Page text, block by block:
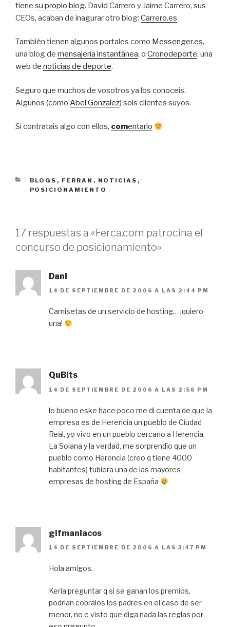
tiene su propio blog. David Carrero y Jaime Carrero, sus
CEOs, acaban de inagurar otro blog: Carrero.es
También tienen algunos portales como Messenger.es,
una blog de mensajería instantánea, o Cronodeporte, una
web de noticias de deporte.
Seguro que muchos de vosotros ya los conoceis.
Algunos (como Abel Gonzalez) sois clientes suyos.
Si contratais algo con ellos, comentarlo
CATEGORÍAS
BLOGS , FERRAN , NOTICIAS ,
POSICIONAMIENTO
17 respuestas a «Ferca.com patrocina el
concurso de posicionamiento»
Dani
14 DE SEPTIEMBRE DE 2006 A LAS 2:44 PM
Camisetas de un servicio de hosting… ¡quiero
una!
QuBits
14 DE SEPTIEMBRE DE 2006 A LAS 2:56 PM
lo bueno eske hace poco me di cuenta de que la
empresa es de Herencia un pueblo de Ciudad
Real, yo vivo en un pueblo cercano a Herencia,
La Solana y la verdad, me sorprendío que un
pueblo como Herencia (creo q tiene 4000
habitantes) tubiera una de las mayores
empresas de hosting de España
gifmaniacos
14 DE SEPTIEMBRE DE 2006 A LAS 3:47 PM
Hola amigos.
Keria preguntar q si se ganan los premios,
podrian cobralos los padres en el caso de ser
menor, no e visto que diga nada las reglas por